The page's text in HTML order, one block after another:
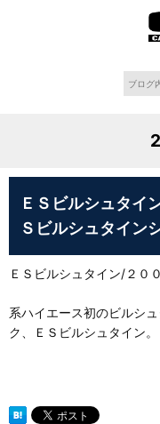
ＥＳビルシュタ
Ｓビルシュタイン
ＥＳビルシュタ
ＥＳビルシュ
系ハイエース初のビルシ
ク、ＥＳビルシュタイン